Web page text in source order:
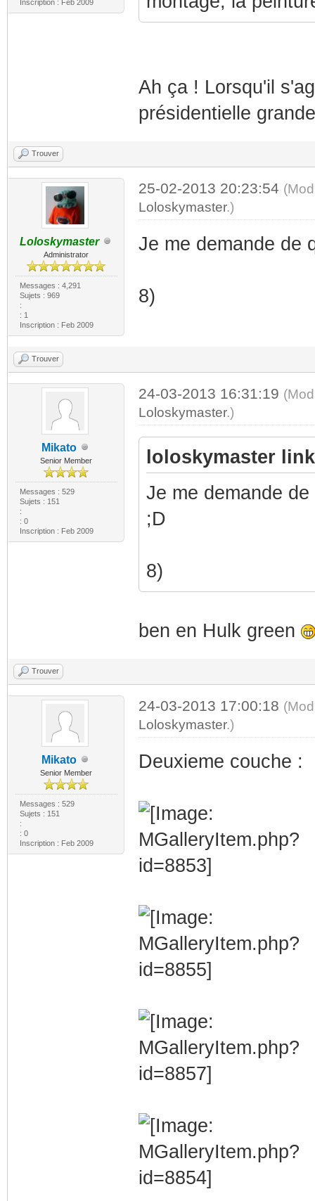
Inscription : Feb 2009
Ah ça ! Lorsqu'il
présidentielle
Trouver
Loloskymaster
Administrator
Messages : 4,291
Sujets : 969
:
: 1
Inscription : Feb 2009
25-02-2013 20:23:54
Loloskymaster.)
Je me demande de
8)
Trouver
Mikato
Senior Member
Messages : 529
Sujets : 151
:
: 0
Inscription : Feb 2009
24-03-2013 16:31:19
Loloskymaster.)
loloskymaster
Je me demande
;D
8)
ben en Hulk green
Trouver
Mikato
Senior Member
Messages : 529
Sujets : 151
:
: 0
Inscription : Feb 2009
24-03-2013 17:00:18
Loloskymaster.)
Deuxieme couche :